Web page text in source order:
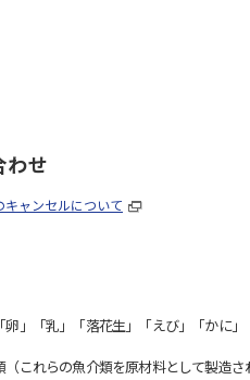
わせ
キャンセルについて
」「乳」「落花生」「えび」「かに
これらの魚介類を原材料として製造